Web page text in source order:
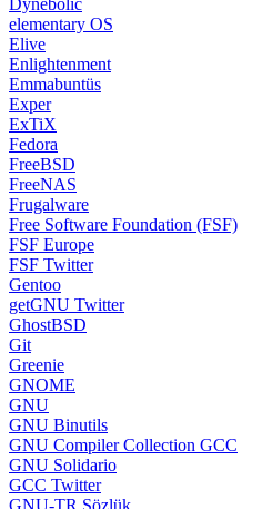
elementary OS
Elive
Enlightenment
Emmabuntüs
Exper
ExTiX
Fedora
FreeBSD
FreeNAS
Frugalware
Free Software Foundation (FSF)
FSF Europe
FSF Twitter
Gentoo
getGNU Twitter
GhostBSD
Git
Greenie
GNOME
GNU
GNU Binutils
GNU Compiler Collection GCC
GNU Solidario
GCC Twitter
GNU-TR Sözlük